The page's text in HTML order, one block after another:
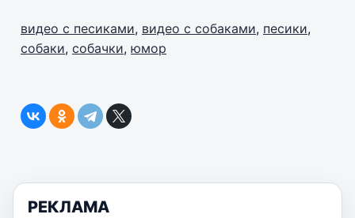
видео с песиками, видео с собаками, песики,
собаки, собачки, юмор
РЕКЛАМА